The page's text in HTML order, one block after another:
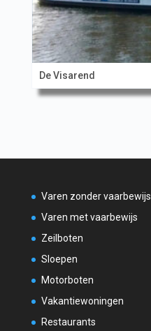
De Visarend
Varen zonder vaarbewijs
Varen met vaarbewijs
Zeilboten
Sloepen
Motorboten
Vakantiewoningen
Restaurants